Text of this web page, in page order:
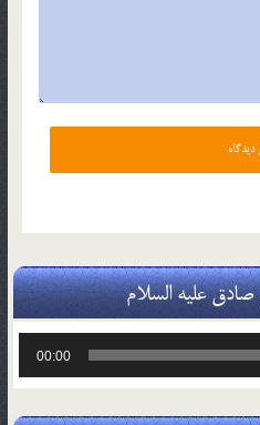
صادق علیه السلام
00:00